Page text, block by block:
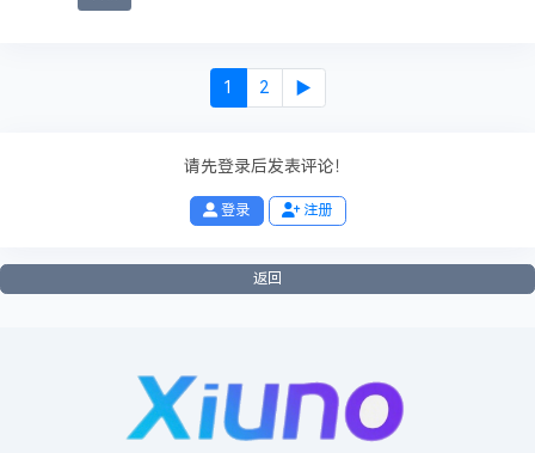
本站申明
2、本论坛的资源部分来源于网络，如有侵权，请
腥、暴力以及危害国家安全.诋毁政府形象等违法言论和信息的帖子.
4、本帖图片及内容纯属发布用户个人意见，与本站无关！
6，本站管理有权在不经发布者同意的情况下，根据版规及相关法律
法规删除/修改本帖！
7，如无特别说明，任何个人或者组织不得转载本帖内容！任何个人
1 2 ▶
请先登录后发表评论！
登录 注册
返回